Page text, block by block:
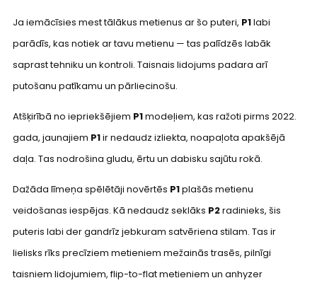
Ja iemācīsies mest tālākus metienus ar šo puteri, P1labi
parādīs, kas notiek ar tavu metienu — tas palīdzēs labāk
saprast tehniku un kontroli. Taisnais lidojums padara arī
putošanu patīkamu un pārliecinošu.
Atšķirībā no iepriekšējiem P1modeļiem, kas ražoti pirms 2022.
gada, jaunajiem P1ir nedaudz izliekta, noapaļota apakšējā
daļa. Tas nodrošina gludu, ērtu un dabisku sajūtu rokā.
Dažāda līmeņa spēlētāji novērtēs P1plašās metienu
veidošanas iespējas. Kā nedaudz seklāks P2radinieks, šis
puteris labi der gandrīz jebkuram satvēriena stilam. Tas ir
lielisks rīks precīziem metieniem mežainās trasēs, pilnīgi
taisniem lidojumiem, flip-to-flat metieniem un anhyzer